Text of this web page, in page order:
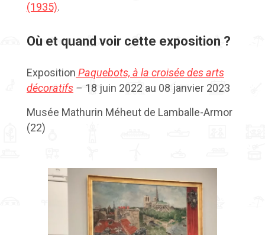
(1935).
Où et quand voir cette exposition ?
Exposition Paquebots, à la croisée des arts
décoratifs – 18 juin 2022 au 08 janvier 2023
Musée Mathurin Méheut de Lamballe-Armor
(22)